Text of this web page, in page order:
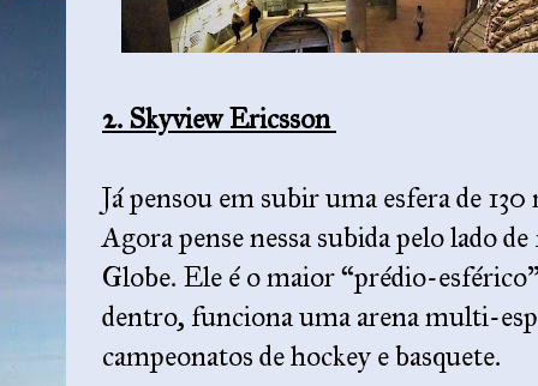
2. Skyview Ericsson
Já pensou em subir uma esfera de
Agora pense nessa subida pelo lado
Globe. Ele é o maior “prédio-
dentro, funciona uma arena multi-
campeonatos de hockey e basquete.